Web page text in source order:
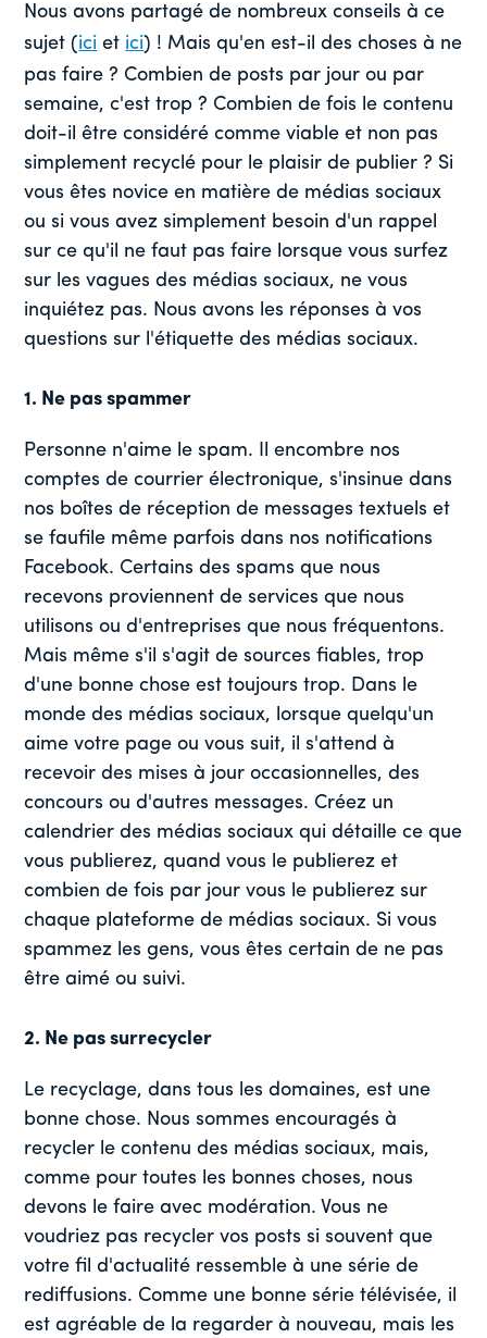
Nous avons partagé de nombreux conseils à ce
sujet (ici et ici) ! Mais qu'en est-il des choses à ne
pas faire ? Combien de posts par jour ou par
semaine, c'est trop ? Combien de fois le contenu
doit-il être considéré comme viable et non pas
simplement recyclé pour le plaisir de publier ? Si
vous êtes novice en matière de médias sociaux
ou si vous avez simplement besoin d'un rappel
sur ce qu'il ne faut pas faire lorsque vous surfez
sur les vagues des médias sociaux, ne vous
inquiétez pas. Nous avons les réponses à vos
questions sur l'étiquette des médias sociaux.
1. Ne pas spammer
Personne n'aime le spam. Il encombre nos
comptes de courrier électronique, s'insinue dans
nos boîtes de réception de messages textuels et
se faufile même parfois dans nos notifications
Facebook. Certains des spams que nous
recevons proviennent de services que nous
utilisons ou d'entreprises que nous fréquentons.
Mais même s'il s'agit de sources fiables, trop
d'une bonne chose est toujours trop. Dans le
monde des médias sociaux, lorsque quelqu'un
aime votre page ou vous suit, il s'attend à
recevoir des mises à jour occasionnelles, des
concours ou d'autres messages. Créez un
calendrier des médias sociaux qui détaille ce que
vous publierez, quand vous le publierez et
combien de fois par jour vous le publierez sur
chaque plateforme de médias sociaux. Si vous
spammez les gens, vous êtes certain de ne pas
être aimé ou suivi.
2. Ne pas surrecycler
Le recyclage, dans tous les domaines, est une
bonne chose. Nous sommes encouragés à
recycler le contenu des médias sociaux, mais,
comme pour toutes les bonnes choses, nous
devons le faire avec modération. Vous ne
voudriez pas recycler vos posts si souvent que
votre fil d'actualité ressemble à une série de
rediffusions. Comme une bonne série télévisée, il
est agréable de la regarder à nouveau, mais les